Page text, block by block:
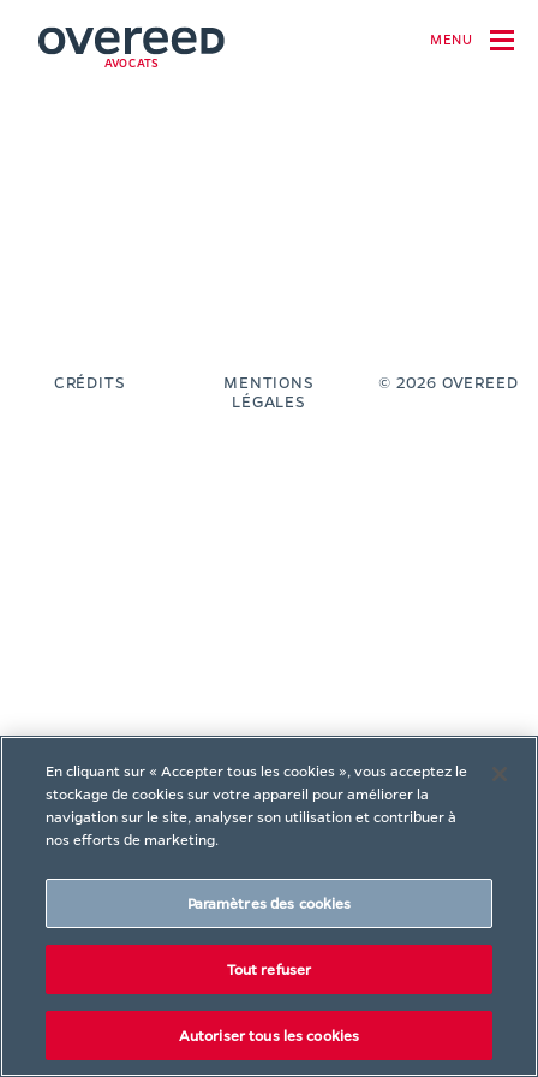
MENU
AVOCATS
CRÉDITS
MENTIONS
LÉGALES
© 2026 OVEREED
En cliquant sur « Accepter tous les cookies », vous acceptez le
stockage de cookies sur votre appareil pour améliorer la
navigation sur le site, analyser son utilisation et contribuer à
nos efforts de marketing.
Paramètres des cookies
Tout refuser
Autoriser tous les cookies